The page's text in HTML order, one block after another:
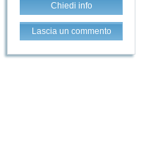
Chiedi info
Lascia un commento